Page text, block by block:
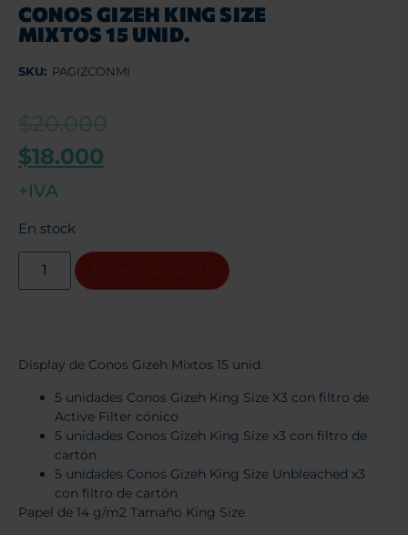
CONOS GIZEH KING SIZE
MIXTOS 15 UNID.
SKU: PAGIZCONMI
$18.000
+IVA
En stock
Display de Conos Gizeh Mixtos 15 unid.
5 unidades Conos Gizeh King Size X3 con filtro de
Active Filter cónico
5 unidades Conos Gizeh King Size x3 con filtro de
cartón
5 unidades Conos Gizeh King Size Unbleached x3
con filtro de cartón
Papel de 14 g/m2 Tamaño King Size